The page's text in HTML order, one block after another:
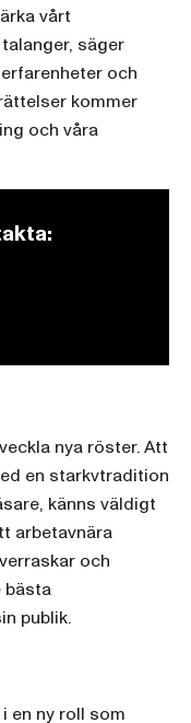
vårt
säger
och
kommer
och våra
nya röster. Att
en starkvtradition
känns väldigt
arbetavnära
och
bästa
publik.
en ny roll som